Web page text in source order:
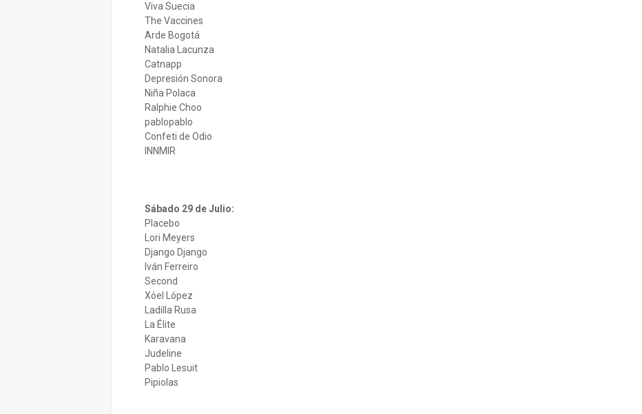
Viva Suecia
The Vaccines
Arde Bogotá
Natalia Lacunza
Catnapp
Depresión Sonora
Niña Polaca
Ralphie Choo
pablopablo
Confeti de Odio
INNMIR
Sábado 29 de Julio:
Placebo
Lori Meyers
Django Django
Iván Ferreiro
Second
Xóel López
Ladilla Rusa
La Élite
Karavana
Judeline
Pablo Lesuit
Pipiolas